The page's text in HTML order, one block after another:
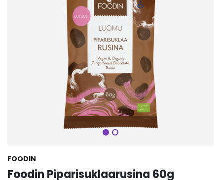
Seuraava
FOODIN
Foodin Piparisuklaarusina 60g